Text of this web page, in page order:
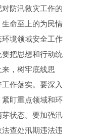
防汛救灾工作的
命至上的为民情
境领域安全工作
把思想和行动统
，树牢底线思
作落实。要深入
盯重点领域和环
状态。要加强汛
查处汛期违法违